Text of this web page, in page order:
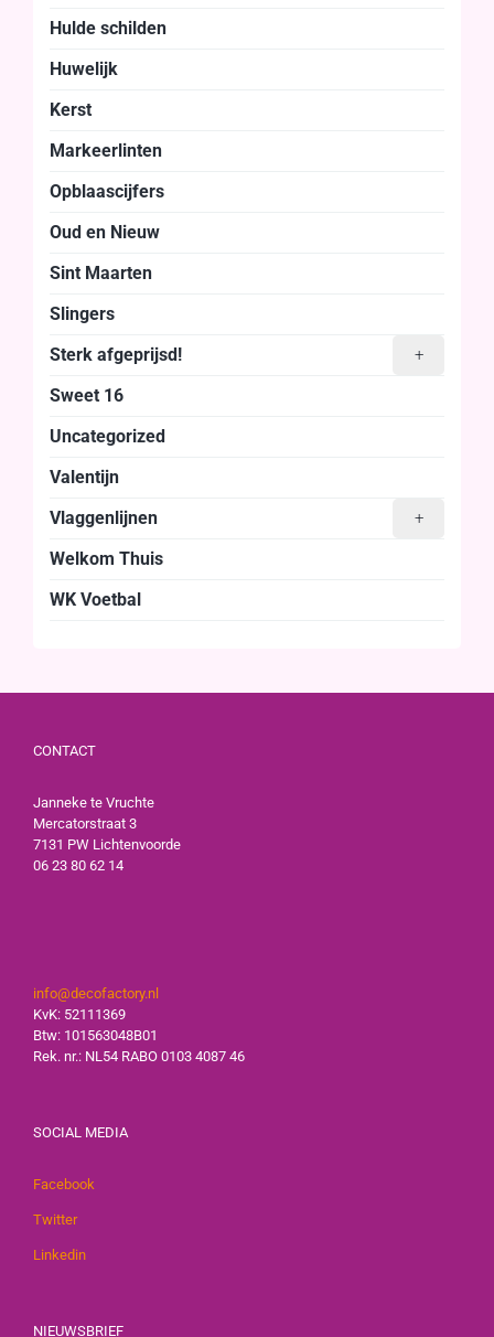
Hulde schilden
Huwelijk
Kerst
Markeerlinten
Opblaascijfers
Oud en Nieuw
Sint Maarten
Slingers
+
Sterk afgeprijsd!
Sweet 16
Uncategorized
Valentijn
+
Vlaggenlijnen
Welkom Thuis
WK Voetbal
CONTACT
Janneke te Vruchte
Mercatorstraat 3
7131 PW Lichtenvoorde
06 23 80 62 14
info@decofactory.nl
KvK: 52111369
Btw: 101563048B01
Rek. nr.: NL54 RABO 0103 4087 46
SOCIAL MEDIA
Facebook
Twitter
Linkedin
NIEUWSBRIEF